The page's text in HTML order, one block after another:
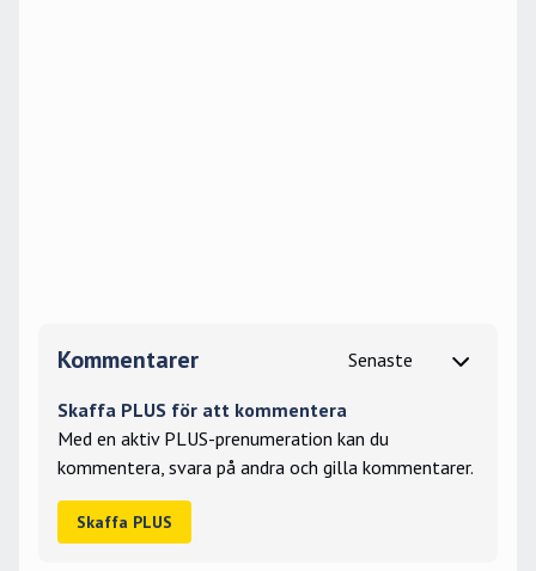
Kommentarer
Skaffa PLUS för att kommentera
Med en aktiv PLUS-prenumeration kan du
kommentera, svara på andra och gilla kommentarer.
Skaffa PLUS